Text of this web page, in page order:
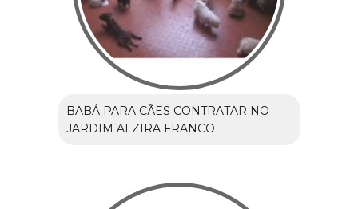
BABÁ PARA CÃES CONTRATAR NO
JARDIM ALZIRA FRANCO